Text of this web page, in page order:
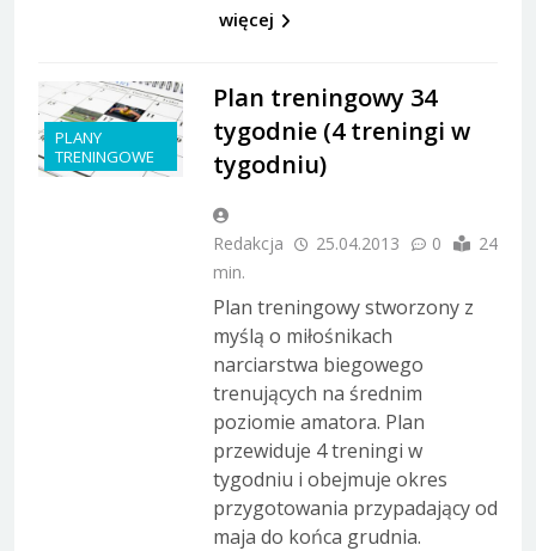
więcej
PLANY
TRENINGOWE
Plan treningowy 34
tygodnie (4 treningi w
tygodniu)
Redakcja 25.04.2013 0
24
min.
Plan treningowy stworzony z
myślą o miłośnikach
narciarstwa biegowego
trenujących na średnim
poziomie amatora. Plan
przewiduje 4 treningi w
tygodniu i obejmuje okres
przygotowania przypadający od
maja do końca grudnia.